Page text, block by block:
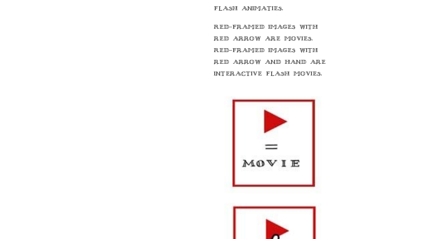
flash animaties.
Red-framed images with
red arrow are movies.
Red-framed images with
red arrow and hand are
interactive flash movies.